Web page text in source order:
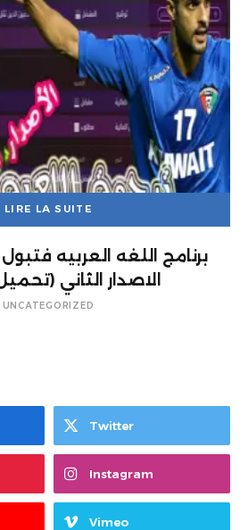
LIRE LA SUITE
الاصدار الثاني
UNCATEGORIZED
Twitter
Instagram
Vimeo